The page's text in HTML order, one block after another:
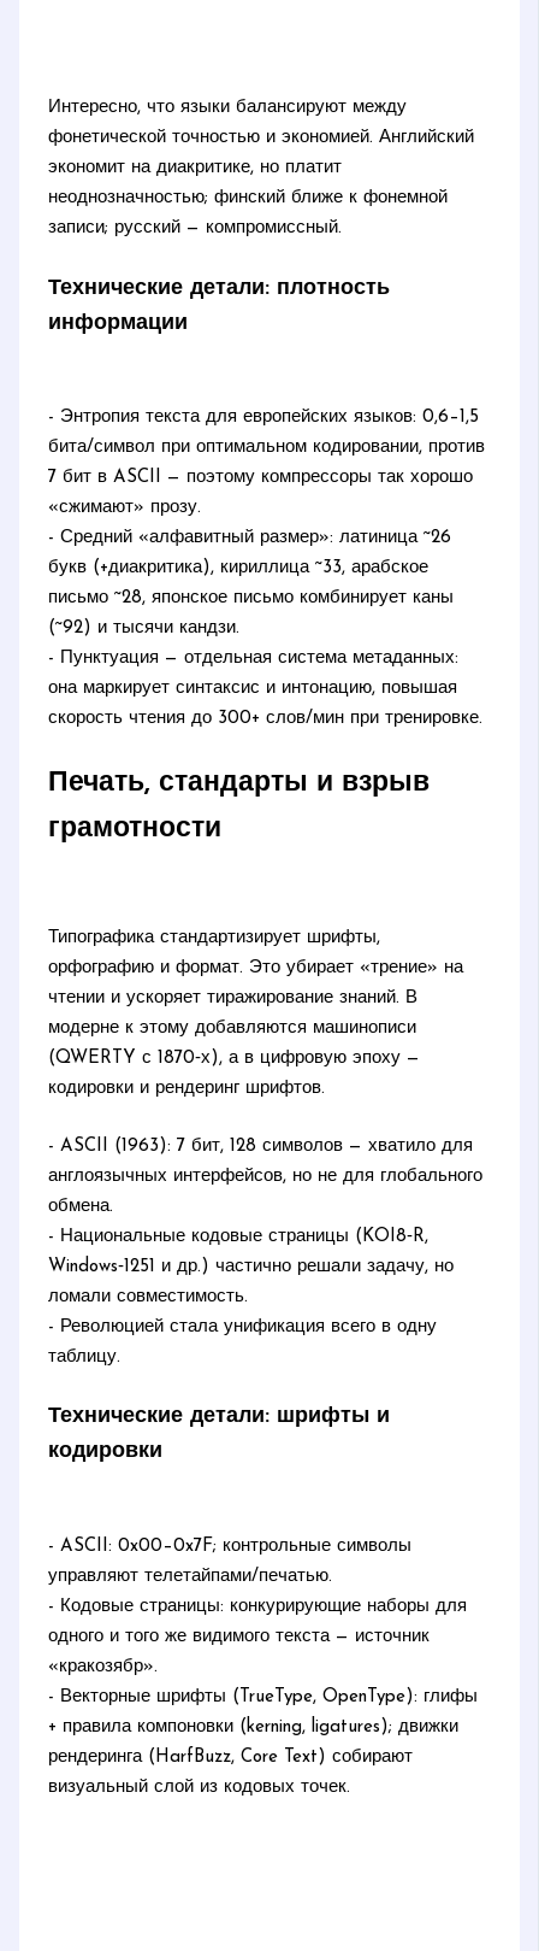
Интересно, что языки балансируют между
фонетической точностью и экономией. Английский
экономит на диакритике, но платит
неоднозначностью; финский ближе к фонемной
записи; русский — компромиссный.
Технические детали: плотность
информации
- Энтропия текста для европейских языков: 0,6–1,5
бита/символ при оптимальном кодировании, против
7 бит в ASCII — поэтому компрессоры так хорошо
«сжимают» прозу.
- Средний «алфавитный размер»: латиница ~26
букв (+диакритика), кириллица ~33, арабское
письмо ~28, японское письмо комбинирует каны
(~92) и тысячи кандзи.
- Пунктуация — отдельная система метаданных:
она маркирует синтаксис и интонацию, повышая
скорость чтения до 300+ слов/мин при тренировке.
Печать, стандарты и взрыв
грамотности
Типографика стандартизирует шрифты,
орфографию и формат. Это убирает «трение» на
чтении и ускоряет тиражирование знаний. В
модерне к этому добавляются машинописи
(QWERTY с 1870‑х), а в цифровую эпоху —
кодировки и рендеринг шрифтов.
- ASCII (1963): 7 бит, 128 символов — хватило для
англоязычных интерфейсов, но не для глобального
обмена.
- Национальные кодовые страницы (KOI8‑R,
Windows‑1251 и др.) частично решали задачу, но
ломали совместимость.
- Революцией стала унификация всего в одну
таблицу.
Технические детали: шрифты и
кодировки
- ASCII: 0x00–0x7F; контрольные символы
управляют телетайпами/печатью.
- Кодовые страницы: конкурирующие наборы для
одного и того же видимого текста — источник
«кракозябр».
- Векторные шрифты (TrueType, OpenType): глифы
+ правила компоновки (kerning, ligatures); движки
рендеринга (HarfBuzz, Core Text) собирают
визуальный слой из кодовых точек.